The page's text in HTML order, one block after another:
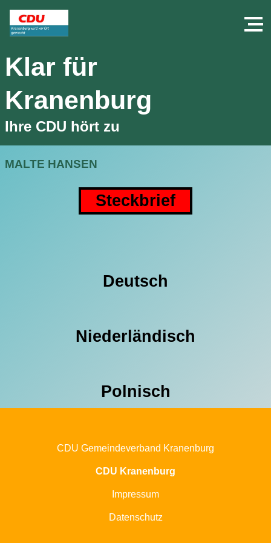
Klar für
Kranenburg
Ihre CDU hört zu
MALTE HANSEN
Steckbrief
Deutsch
Niederländisch
Polnisch
CDU Gemeindeverband Kranenburg
CDU Kranenburg
Impressum
Datenschutz